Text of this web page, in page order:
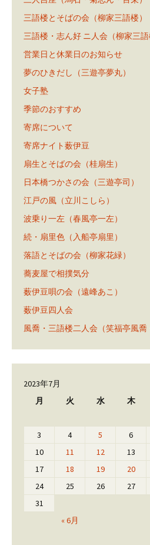
三語楼とそばの会（柳家三語楼）
三語楼・志ん好 ニ人会（柳家三語
営業日と休業日のお知らせ
夢のひきだし（三遊亭夢丸）
女子塾
季節のおすすめ
寄席について
寄席ナイト薮伊豆
扇生とそばの会（桂扇生）
日本橋つかさの会（三遊亭司）
江戸の風（立川こしら）
波乗り一左（春風亭一左）
続・扇里色（入船亭扇里）
落語とそばの会（柳家花緑）
蕎麦屋で相撲気分
薮伊豆唄の会（遠峰あこ）
薮伊豆四人会
風喬・三語楼二人会（笑福亭風喬
2023年7月
月
火 水 木
« 6月
3
4 5 6
10
11 12 13
17
18 19 20
24
25 26 27
31